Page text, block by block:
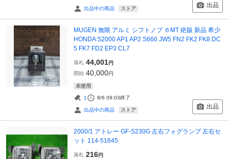
出品中の商品 ストア 出品
MUGEN 無限 アルミ シフトノブ ６MT 絶版 新品 希少
HONDA S2000 AP1 AP2 S660 JW5 FN2 FK2 FK8 DC
5 FK7 FD2 EP3 CL7
落札 44,001円
開始 40,000円
未使用
1 8/6 09:03終了
出品中の商品 ストア 出品
2000/1 アトレー GF-S230G 左右フォグランプ 左右セ
ット 114-51645
落札 216円